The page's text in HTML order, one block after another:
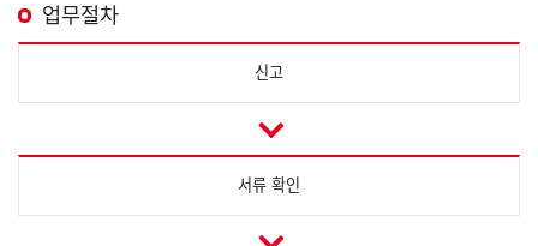
업무절차
신고
서류 확인